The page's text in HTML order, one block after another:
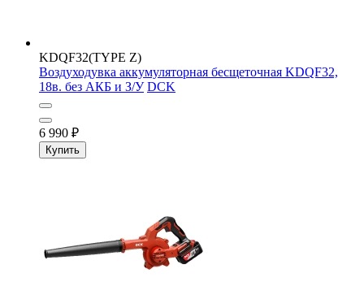
KDQF32(TYPE Z)
Воздуходувка аккумуляторная бесщеточная KDQF32,
18в. без АКБ и З/У DCK
6 990 ₽
Купить